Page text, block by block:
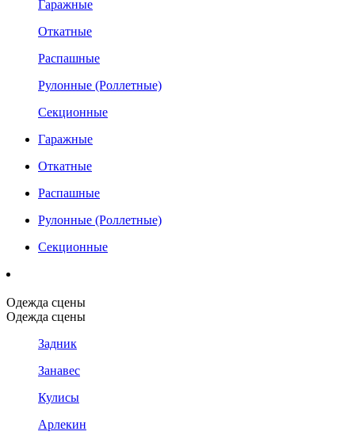
Гаражные
Откатные
Распашные
Рулонные (Роллетные)
Секционные
Гаражные
Откатные
Распашные
Рулонные (Роллетные)
Секционные
Одежда сцены
Одежда сцены
Задник
Занавес
Кулисы
Арлекин